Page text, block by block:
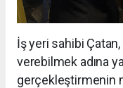
İş yeri sahibi
verebilmek adına
gerçekleştirmenin